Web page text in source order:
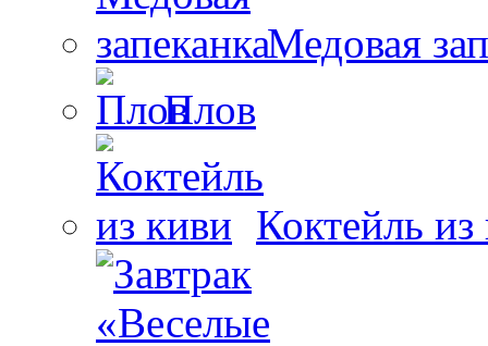
Медовая
Плов
Коктейль из